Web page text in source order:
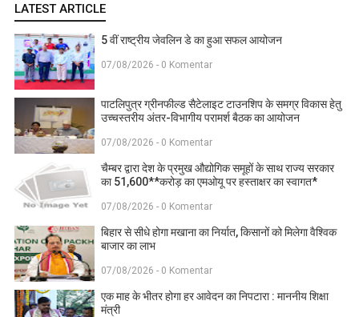
LATEST ARTICLE
5 वीं राष्ट्रीय जेवलिन डे का हुआ सफल आयोजन
07/08/2026 - 0 Komentar
पाटलिपुत्र ग्रीनफील्ड सैटेलाइट टाउनशिप के समग्र विकास हेतु
उच्चस्तरीय अंतर-विभागीय परामर्श बैठक का आयोजन
07/08/2026 - 0 Komentar
चैम्बर द्वारा देश के प्रमुख औद्योगिक समूहों के साथ राज्य सरकार
का 51,600**करोड़ का एमओयू पर हस्ताक्षर का स्वागत*
07/08/2026 - 0 Komentar
बिहार से सीधे होगा मखाना का निर्यात, किसानों को मिलेगा वैश्विक
बाजार का लाभ
07/08/2026 - 0 Komentar
एक माह के भीतर होगा हर आवेदन का निपटारा : माननीय शिक्षा
मंत्री